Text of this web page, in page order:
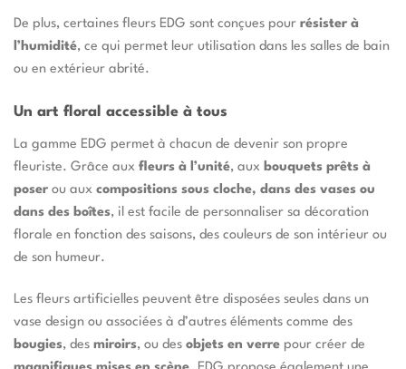
De plus, certaines fleurs EDG sont conçues pour résister à
l’humidité, ce qui permet leur utilisation dans les salles de bain
ou en extérieur abrité.
Un art floral accessible à tous
La gamme EDG permet à chacun de devenir son propre
fleuriste. Grâce aux fleurs à l’unité, aux bouquets prêts à
poser ou aux compositions sous cloche, dans des vases ou
dans des boîtes, il est facile de personnaliser sa décoration
florale en fonction des saisons, des couleurs de son intérieur ou
de son humeur.
Les fleurs artificielles peuvent être disposées seules dans un
vase design ou associées à d’autres éléments comme des
bougies, des miroirs, ou des objets en verre pour créer de